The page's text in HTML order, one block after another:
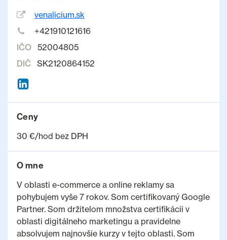
venalicium.sk
+421910121616
IČO
52004805
DIČ
SK2120864152
Ceny
30 €/hod bez DPH
O mne
V oblasti e-commerce a online reklamy sa
pohybujem vyše 7 rokov. Som certifikovaný Google
Partner. Som držitelom množstva certifikácii v
oblasti digitálneho marketingu a pravidelne
absolvujem najnovšie kurzy v tejto oblasti. Som